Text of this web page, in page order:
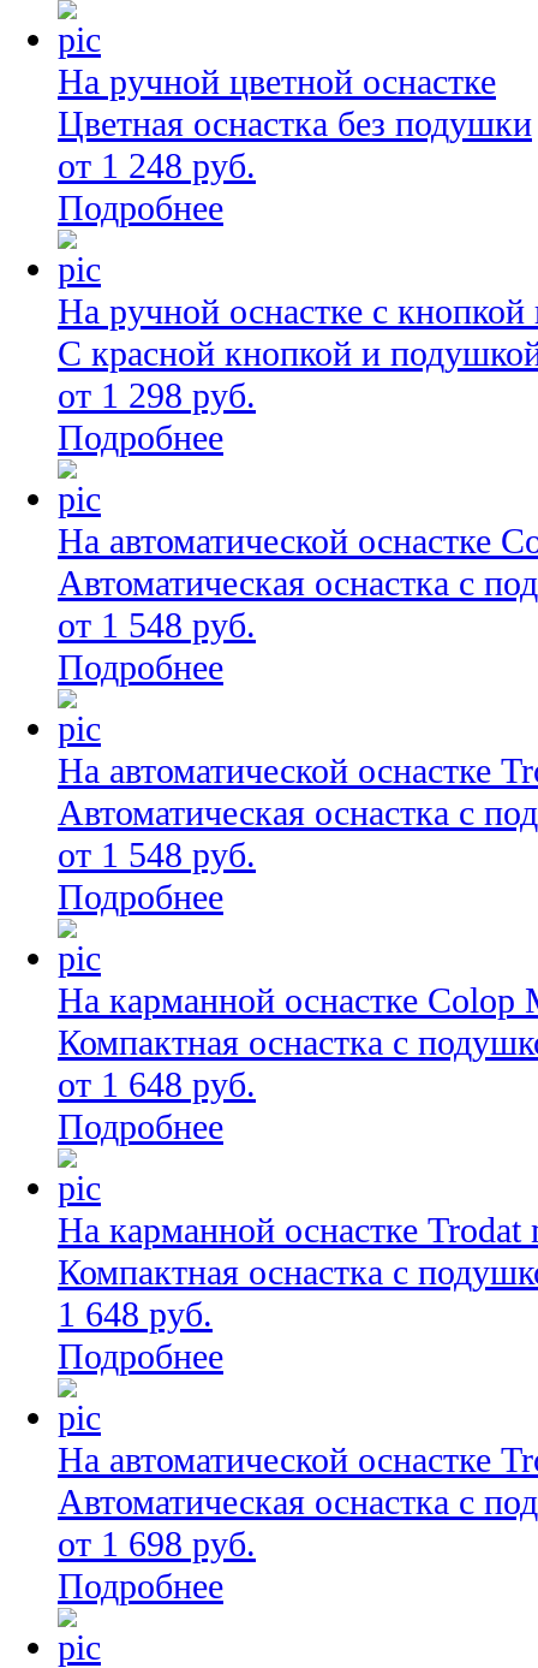
На ручной цветной оснастке
Цветная оснастка без подушки
от 1 248 руб.
Подробнее
На ручной оснастке с
С красной кнопкой и
от 1 298 руб.
Подробнее
На автоматической оснастке
Автоматическая оснастка с
от 1 548 руб.
Подробнее
На автоматической оснастке
Автоматическая оснастка с
от 1 548 руб.
Подробнее
На карманной оснастке Colop
Компактная оснастка с
от 1 648 руб.
Подробнее
На карманной оснастке Trodat
Компактная оснастка с
1 648 руб.
Подробнее
На автоматической оснастке
Автоматическая оснастка с
от 1 698 руб.
Подробнее